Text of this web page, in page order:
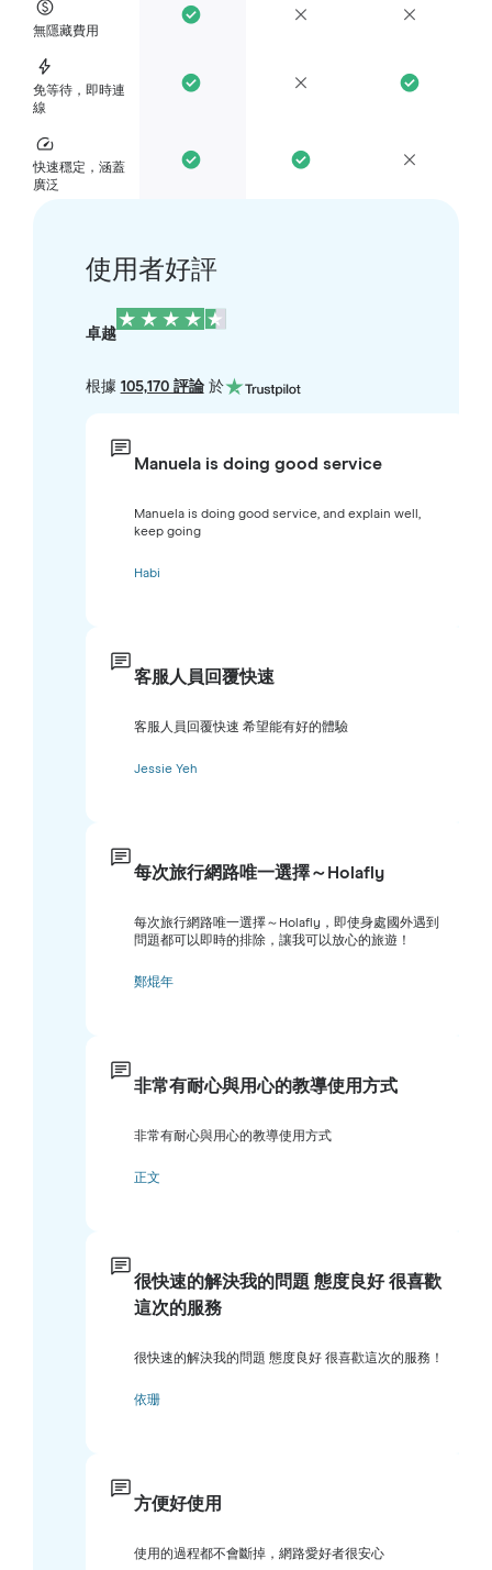
無隱藏費用
免等待，即時連
線
快速穩定，涵蓋
廣泛
使用者好評
卓越
根據 105,170 評論於
Manuela is doing good service
Manuela is doing good service, and explain well,
keep going
Habi
客服人員回覆快速
客服人員回覆快速 希望能有好的體驗
Jessie Yeh
每次旅行網路唯一選擇～Holafly
每次旅行網路唯一選擇～Holafly，即使身處國外遇到
問題都可以即時的排除，讓我可以放心的旅遊！
鄭焜年
非常有耐心與用心的教導使用方式
非常有耐心與用心的教導使用方式
正文
很快速的解決我的問題 態度良好 很喜歡
這次的服務
很快速的解決我的問題 態度良好 很喜歡這次的服務！
依珊
方便好使用
使用的過程都不會斷掉，網路愛好者很安心